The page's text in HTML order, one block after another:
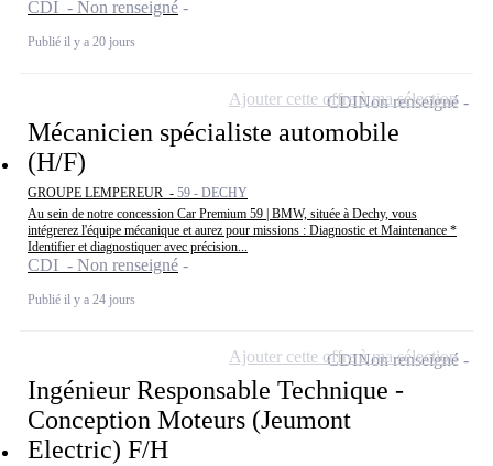
CDI - Non renseigné
Publié il y a 20 jours
Mécanicien spécialiste automobile
(H/F)
GROUPE LEMPEREUR - 59 - DECHY
Au sein de notre concession Car Premium 59 | BMW, située à Dechy, vous
intégrerez l'équipe mécanique et aurez pour missions : Diagnostic et Maintenance *
Identifier et diagnostiquer avec précision...
CDI - Non renseigné
Publié il y a 24 jours
CDINon renseigné
Ajouter cette offre à ma sélection
Ingénieur Responsable Technique -
Conception Moteurs (Jeumont
Electric) F/H
CDINon renseigné
Ajouter cette offre à ma sélection